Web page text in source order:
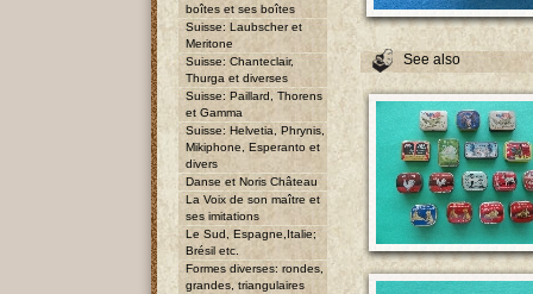
boîtes et ses boîtes
Suisse: Laubscher et
Meritone
Suisse: Chanteclair,
Thurga et diverses
Suisse: Paillard, Thorens
et Gamma
Suisse: Helvetia, Phrynis,
Mikiphone, Esperanto et
divers
Danse et Noris Château
La Voix de son maître et
ses imitations
Le Sud, Espagne,Italie;
Brésil etc.
Formes diverses: rondes,
grandes, triangulaires
See also